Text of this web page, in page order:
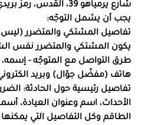
شارع يرمياهو 39، القدس، رمز بريدي 9101002.
يجب أن يشمل التوجّه:
تفاصيل المشتكي والمتضرر (ليس
يكون المشتكي والمتضرر نفس
طرق التواصل مع المتوجّه - إسمه،
هاتف (مفضّل جوّال) وبريد
تفاصيل رئيسية حول الحادثة:
الأحداث، اسم وعنوان العيادة،
الطاقم وكل التفاصيل التي